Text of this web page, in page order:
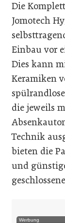
Die
Jomotech
Einbau vor
Dies kann
Keramiken
die jeweils
Technik
bieten die
und
Werbung